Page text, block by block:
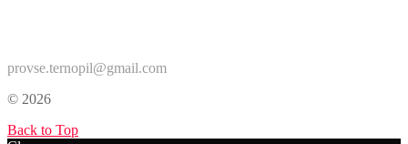
provse.ternopil@gmail.com
© 2026
Back to Top